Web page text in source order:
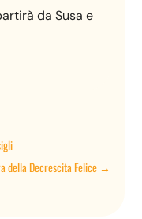
da Susa e
della Decrescita Felice→